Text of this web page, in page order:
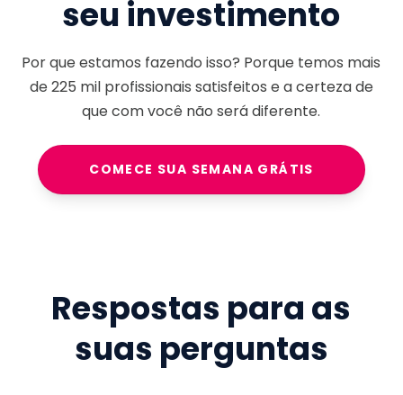
seu investimento
Por que estamos fazendo isso? Porque temos mais
de225 milprofissionais satisfeitos e a certeza de
que com você não será diferente.
COMECE SUA SEMANA GRÁTIS
Respostas para as
suas perguntas